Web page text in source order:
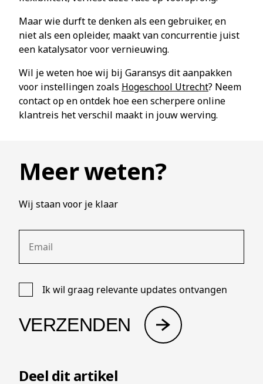
Maar wie durft te denken als een gebruiker, en
niet als een opleider, maakt van concurrentie juist
een katalysator voor vernieuwing.
Wil je weten hoe wij bij Garansys dit aanpakken
voor instellingen zoals Hogeschool Utrecht? Neem
contact op en ontdek hoe een scherpere online
klantreis het verschil maakt in jouw werving.
Meer weten?
Wij staan voor je klaar
Deel dit artikel